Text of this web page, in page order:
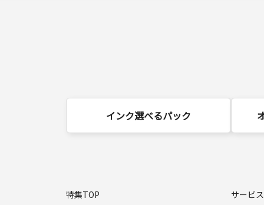
インク選べるパック
特集TOP
サービ